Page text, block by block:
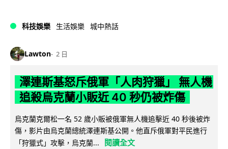
科技娛樂 生活娛樂 城中熱話
Lawton 2 日
澤連斯基怒斥俄軍「人肉狩獵」 無人機
追殺烏克蘭小販近 40 秒仍被炸傷
烏克蘭克爾松一名 52 歲小販被俄軍無人機追擊近 40 秒後被炸
傷，影片由烏克蘭總統澤連斯基公開。他直斥俄軍對平民進行
「狩獵式」攻擊，烏克蘭...
閱讀全文